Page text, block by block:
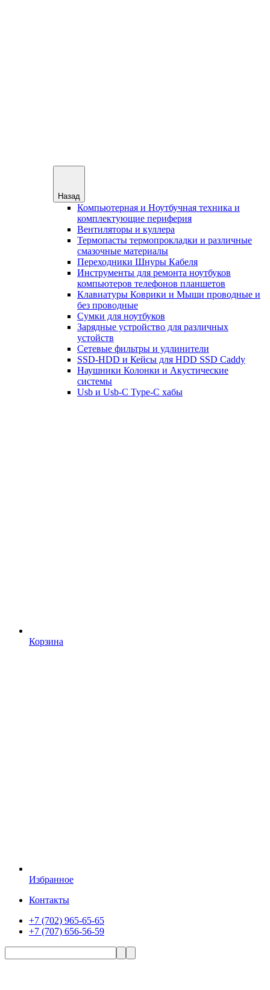
Назад
Компьютерная и Ноутбучная техника и
комплектующие периферия
Вентиляторы и куллера
Термопасты термопрокладки и различные
смазочные материалы
Переходники Шнуры Кабеля
Инструменты для ремонта ноутбуков
компьютеров телефонов планшетов
Клавиатуры Коврики и Мыши проводные и
без проводные
Сумки для ноутбуков
Зарядные устройство для различных
устойств
Сетевые фильтры и удлинители
SSD-HDD и Кейсы для HDD SSD Caddy
Наушники Колонки и Акустические
системы
Usb и Usb-C Type-C хабы
Корзина
Избранное
Контакты
+7 (702) 965-65-65
+7 (707) 656-56-59